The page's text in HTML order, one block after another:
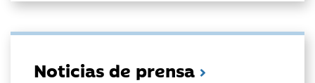
Noticias de prensa